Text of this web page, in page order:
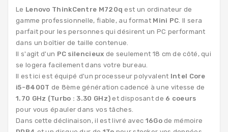
Le Lenovo ThinkCentre M720q est un ordinateur de
gamme professionnelle, fiable, au format Mini PC . Il sera
parfait pour les personnes qui désirent un PC performant
dans un boîtier de taille contenue.
Il s'agit d'un PC silencieux de seulement 18 cm de côté, qui
se logera facilement dans votre bureau.
Il est ici est équipé d'un processeur polyvalent Intel Core
i5-8400T de 8ème génération cadencé à une vitesse de
1.70 GHz (Turbo : 3.30 GHz) et disposant de 6 coeurs
pour vous épauler dans vos tâches.
Dans cette déclinaison, il est livré avec 16Gode mémoire